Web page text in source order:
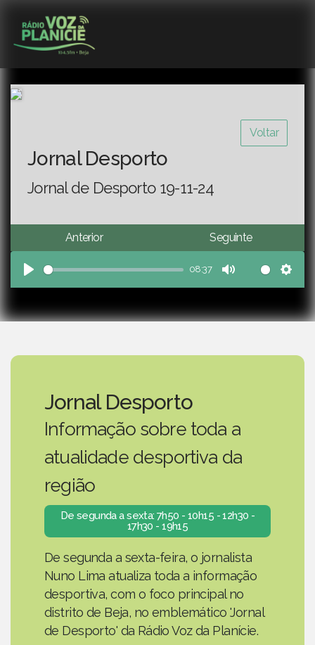
Voltar
Jornal Desporto
Jornal de Desporto 19-11-24
Anterior Seguinte
Play
08:37
Mute
Jornal Desporto
Informação sobre toda a
atualidade desportiva da
região
De segunda a sexta: 7h50 - 10h15 - 12h30 -
17h30 - 19h15
De segunda a sexta-feira, o jornalista
Nuno Lima atualiza toda a informação
desportiva, com o foco principal no
distrito de Beja, no emblemático 'Jornal
de Desporto' da Rádio Voz da Planície.